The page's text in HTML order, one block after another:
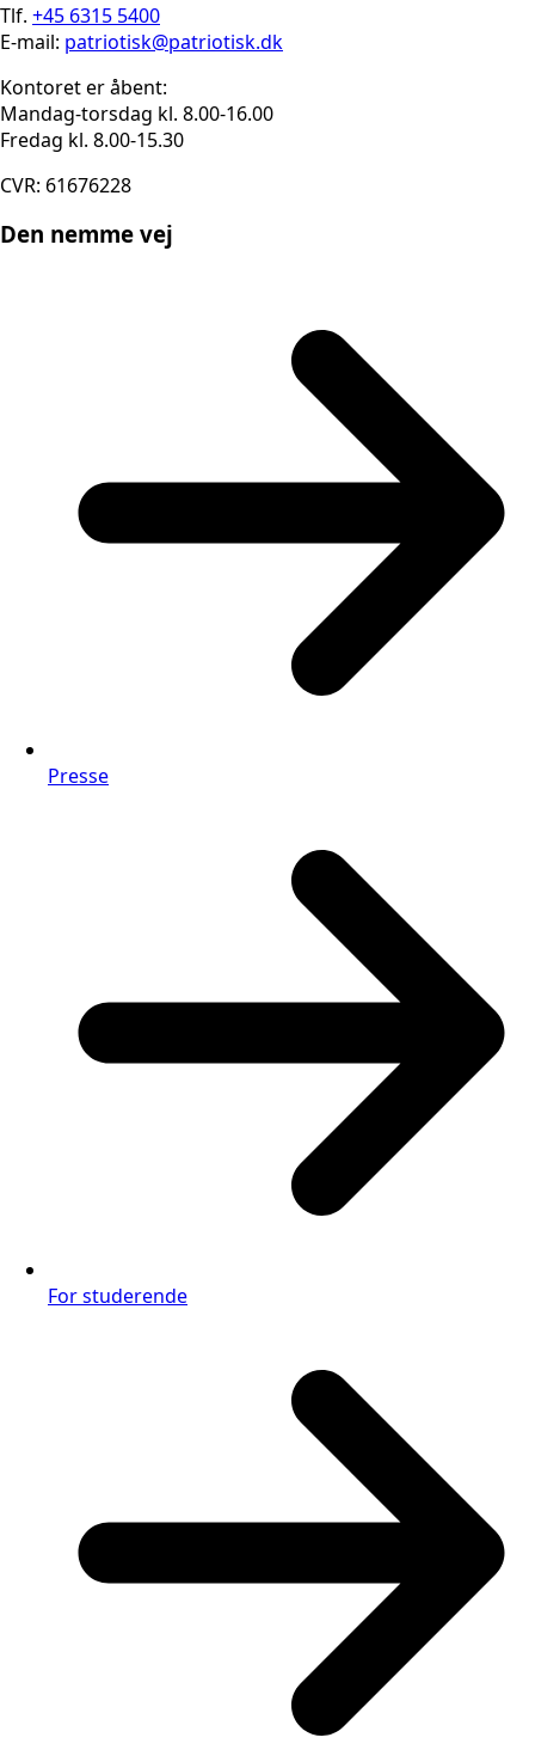
Tlf. +45 6315 5400
E-mail: patriotisk@patriotisk.dk
Kontoret er åbent:
Mandag-torsdag kl. 8.00-16.00
Fredag kl. 8.00-15.30
CVR: 61676228
Den nemme vej
Presse
For studerende